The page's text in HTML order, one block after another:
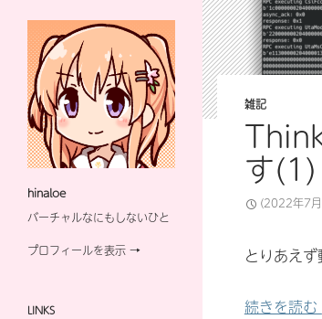
雑記
す(1)
(2022年7
とりあえず
続きを読む
hinaloe
バーチャルなにもしないひと
プロフィールを表示 →
LINKS